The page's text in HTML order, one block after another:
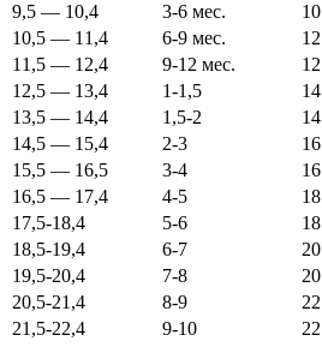
9,5 — 10,4
3-6 мес.
10
10,5 — 11,4
6-9 мес.
12
11,5 — 12,4
9-12 мес.
12
12,5 — 13,4
1-1,5
14
13,5 — 14,4
1,5-2
14
14,5 — 15,4
2-3
16
15,5 — 16,5
3-4
16
16,5 — 17,4
4-5
18
17,5-18,4
5-6
18
18,5-19,4
6-7
20
19,5-20,4
7-8
20
20,5-21,4
8-9
22
21,5-22,4
9-10 22